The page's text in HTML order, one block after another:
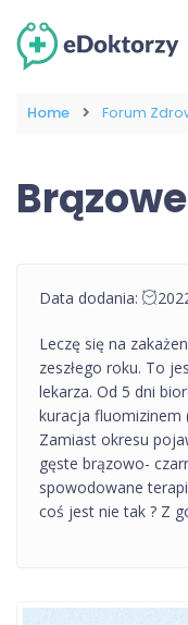
Home Forum
Data dodania:
Leczę się na
zeszłego roku. To
lekarza. Od 5 dni
kuracja fluomizinem
Zamiast okresu
gęste brązowo-
spowodowane
coś jest nie tak ? Z